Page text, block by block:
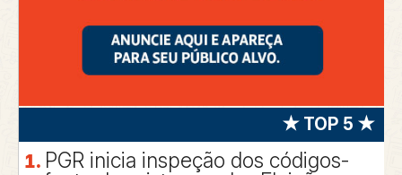
★ TOP 5 ★
PGR inicia inspeção dos códigos-